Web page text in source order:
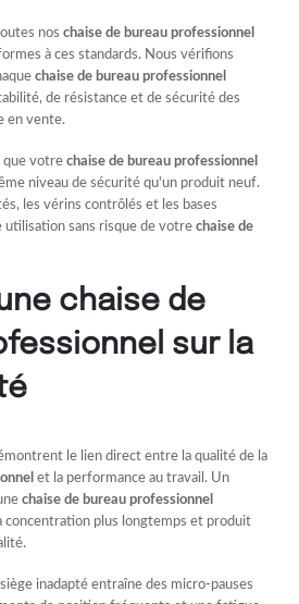
noschaise de bureau professionnel
à ces standards. Nous vérifions
chaise de bureau professionnel
de résistance et de sécurité des
en vente.
que votrechaise de bureau professionnel
niveau de sécurité qu'un produit neuf.
les vérins contrôlés et les bases
utilisation sans risque de votrechaise de
chaise de
sur la
le lien direct entre la qualité de la
et la performance au travail. Un
chaise de bureau professionnel
concentration plus longtemps et produit
inadapté entraîne des micro-pauses